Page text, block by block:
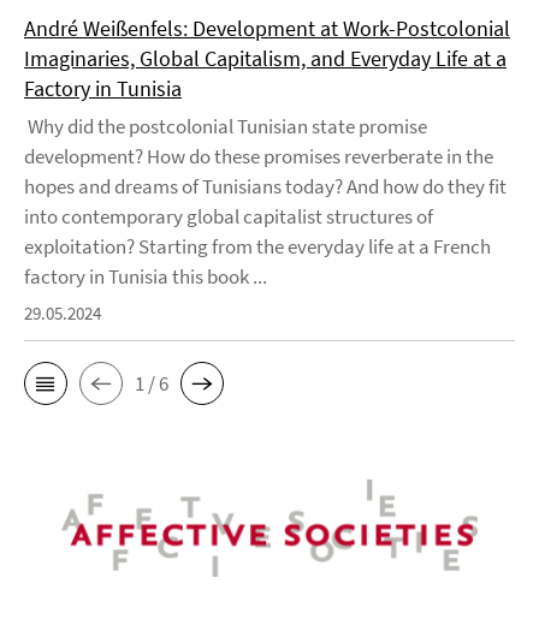
André Weißenfels: Development at Work-Postcolonial
Imaginaries, Global Capitalism, and Everyday Life at a
Factory in Tunisia
Why did the postcolonial Tunisian state promise
development? How do these promises reverberate in the
hopes and dreams of Tunisians today? And how do they fit
into contemporary global capitalist structures of
exploitation? Starting from the everyday life at a French
factory in Tunisia this book ...
29.05.2024
1 / 6